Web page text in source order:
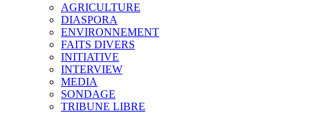
AGRICULTURE
DIASPORA
ENVIRONNEMENT
FAITS DIVERS
INITIATIVE
INTERVIEW
MEDIA
SONDAGE
TRIBUNE LIBRE